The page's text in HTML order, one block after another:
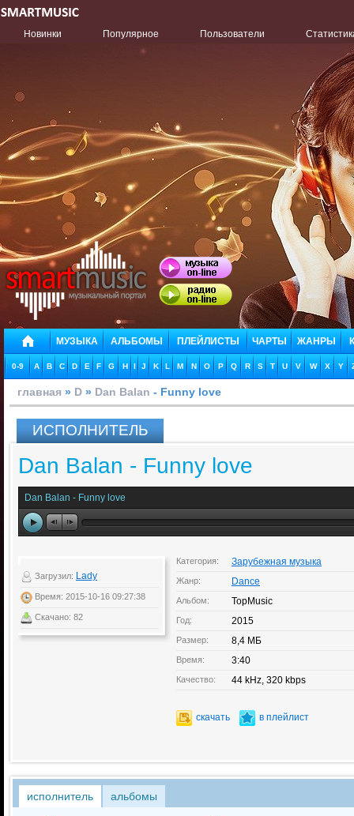
Новинки Популярное Пользователи
МУЗЫКА АЛЬБОМЫ ПЛЕЙЛИСТЫ ЧАРТЫ ЖАНРЫ
0-9 A B C D E F G H I J K L M N O P Q R S T U V W X Y
главная » D » Dan Balan - Funny love
ИСПОЛНИТЕЛЬ
Dan Balan - Funny love
Dan Balan - Funny love
Загрузил: Lady
Время: 2015-10-16 09:27:38
Скачано: 82
Категория: Зарубежная музыка
Жанр: Dance
Альбом: TopMusic
Год: 2015
Размер: 8,4 МБ
Время: 3:40
Качество: 44 kHz, 320 kbps
скачать в плейлист
исполнитель альбомы